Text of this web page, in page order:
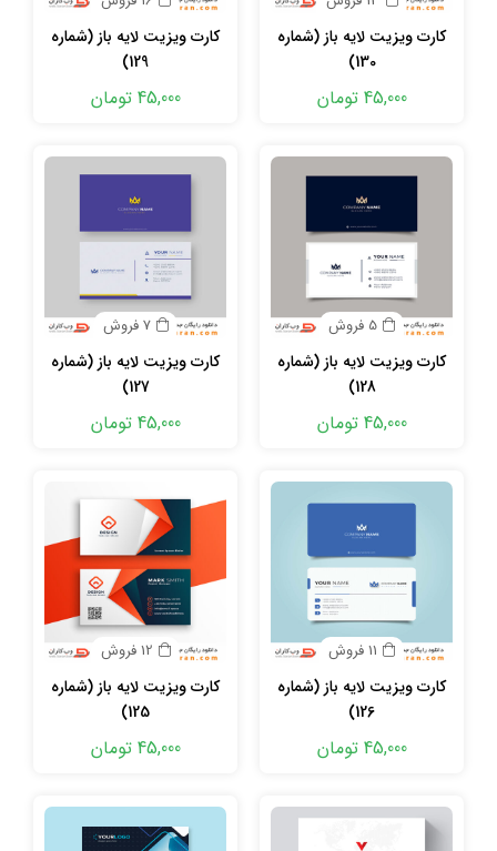
کارت ویزیت لایه باز (شماره
130)
45,000 تومان
کارت ویزیت لایه باز (شماره
129)
45,000 تومان
5 فروش
کارت ویزیت لایه باز (شماره
128)
45,000 تومان
7 فروش
کارت ویزیت لایه باز (شماره
127)
45,000 تومان
11 فروش
کارت ویزیت لایه باز (شماره
126)
45,000 تومان
12 فروش
کارت ویزیت لایه باز (شماره
125)
45,000 تومان